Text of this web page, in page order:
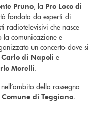
Pruno, la Pro Loco di
fondata da esperti di
radiotelevisivi che nasce
la comunicazione e
un concerto dove si
di Napoli e
Morelli.
della rassegna
Comune di Teggiano.